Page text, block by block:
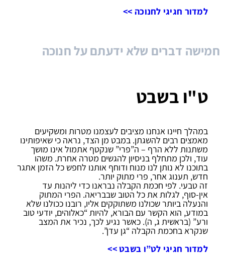
למדור חגיגי לחנוכה >>
חמישה דברים שלא ידעתם על חנוכה
ט"ו בשבט
במהלך חיינו אנחנו מציבים לעצמנו מטרות ומשקיעים
מאמצים רבים להשגתן. במבט מן הצד, נראה כי שאיפותינו
משתנות ללא הרף – ה”פרי” שנקטף אתמול אינו מושך
עוד, ולכן מתחלף בניסיון להגשים מטרה אחרת. משהו
בתוכנו לא נותן לנו מנוח ודוחף אותנו לחפש כל הזמן אתגר
חדש, תענוג אחר, פרי מתוק יותר.
זה טבעי. לפי חכמת הקבלה נבראנו כדי ליהנות עד
אין-סוף, לגלות את כל הטוב שבבריאה. הפרי המתוק
והנעלה ביותר שכולנו משתוקקים אליו, רובנו ככולנו שלא
במודע, הוא הקשר עם הבורא, להיות “כאלוהים, יודעי טוב
ורע” (בראשית ג, ה). כאשר נגיע לכך, נכיר את המצב
שנקרא בחכמת הקבלה “גן עדן”.
למדור חגיגי לט”ו בשבט >>